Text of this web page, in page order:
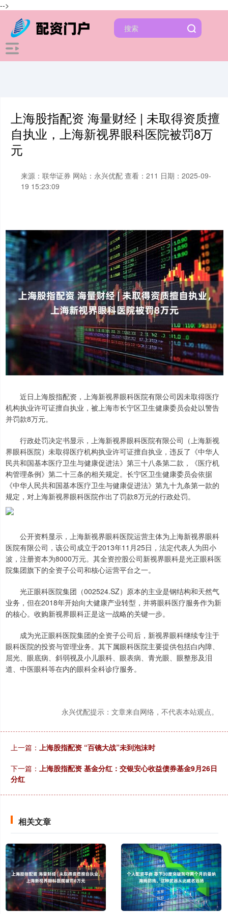
-->
上海股指配资 海量财经 | 未取得资质擅
自执业，上海新视界眼科医院被罚8万
元
来源：联华证券 网站：永兴优配 查看：211 日期：2025-09-
19 15:23:09
近日上海股指配资，上海新视界眼科医院有限公司因未取得医疗
机构执业许可证擅自执业，被上海市长宁区卫生健康委员会处以警告
并罚款8万元。
行政处罚决定书显示，上海新视界眼科医院有限公司（上海新视
界眼科医院）未取得医疗机构执业许可证擅自执业，违反了《中华人
民共和国基本医疗卫生与健康促进法》第三十八条第二款，《医疗机
构管理条例》第二十三条的相关规定。长宁区卫生健康委员会依据
《中华人民共和国基本医疗卫生与健康促进法》第九十九条第一款的
规定，对上海新视界眼科医院作出了罚款8万元的行政处罚。
公开资料显示，上海新视界眼科医院运营主体为上海新视界眼科
医院有限公司，该公司成立于2013年11月25日，法定代表人为田小
波，注册资本为8000万元。其全资控股公司新视界眼科是光正眼科医
院集团旗下的全资子公司和核心运营平台之一。
光正眼科医院集团（002524.SZ）原本的主业是钢结构和天然气
业务，但在2018年开始向大健康产业转型，并将眼科医疗服务作为新
的核心。收购新视界眼科正是这一战略的关键一步。
成为光正眼科医院集团的全资子公司后，新视界眼科继续专注于
眼科医院的投资与管理业务。其下属眼科医院主要提供包括白内障、
屈光、眼底病、斜弱视及小儿眼科、眼表病、青光眼、眼整形及泪
道、中医眼科等在内的眼科全科诊疗服务。
永兴优配提示：文章来自网络，不代表本站观点。
上一篇： 上海股指配资 “百镜大战”未到泡沫时
下一篇： 上海股指配资 基金分红：交银安心收益债券基金9月26日
分红
相关文章